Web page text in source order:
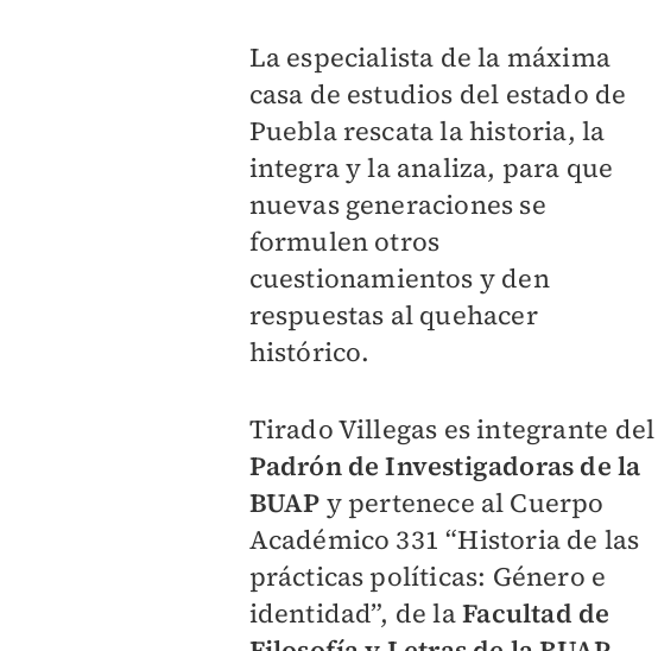
La especialista de la máxima
casa de estudios del estado de
Puebla rescata la historia, la
integra y la analiza, para que
nuevas generaciones se
formulen otros
cuestionamientos y den
respuestas al quehacer
histórico.
Tirado Villegas es integrante del
Padrón de Investigadoras de la
BUAP y pertenece al Cuerpo
Académico 331 “Historia de las
prácticas políticas: Género e
identidad”, de laFacultad de